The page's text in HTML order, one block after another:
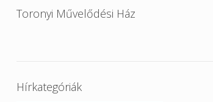
Toronyi Művelődési Ház
Hírkategóriák